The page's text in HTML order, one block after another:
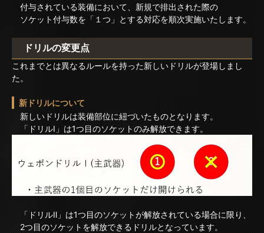
付与されている装備において、新規で排出された際の
ソケット付与数を「１つ」とする対応を順次実施いたします。
ドリルの変更点
これまでとは異なるルールを持った新しいドリルが登場しまし
た。
新ドリルについて
新しいドリルは装備部位に紐づいたものとなります。
「ドリルⅠ」は1つ目のソケットのみ解放できます。
「ドリルⅡ」は1つ目のソケットが解放されている場合に限り、
2つ目のソケットを解放できるドリルとなっています。